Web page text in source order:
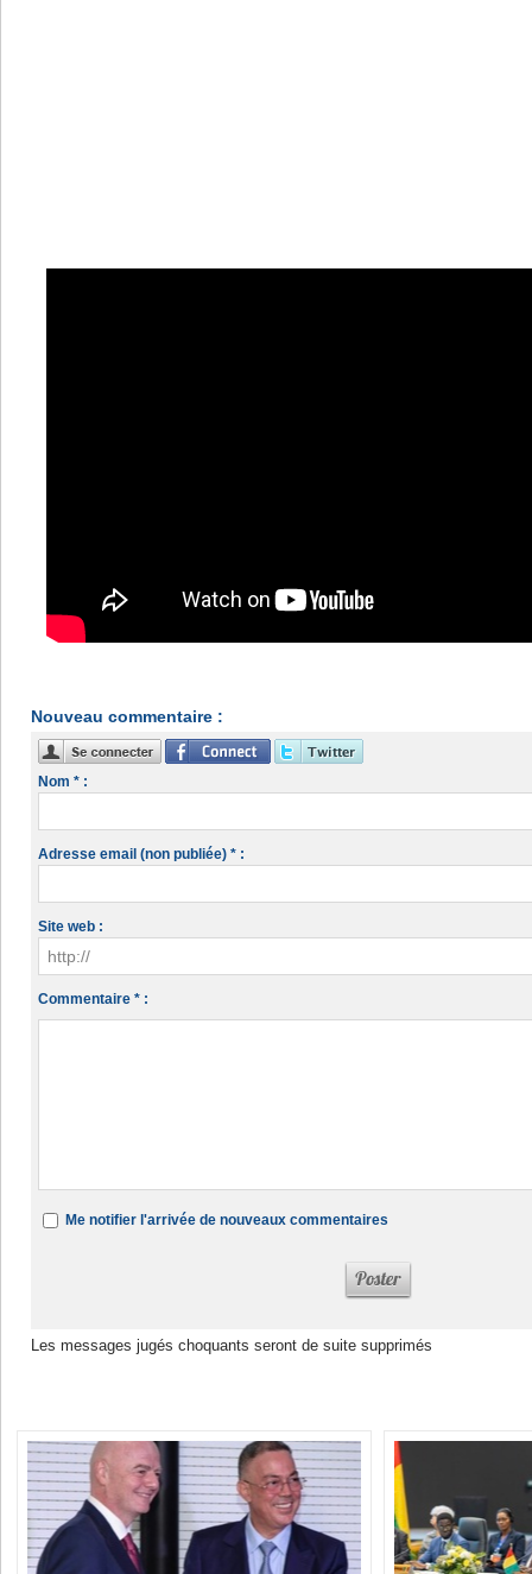
Nouveau commentaire :
Nom * :
Adresse email (non publiée) * :
Site web :
Commentaire * :
Me notifier l'arrivée de nouveaux commentaires
Les messages jugés choquants seront de suite supprimés